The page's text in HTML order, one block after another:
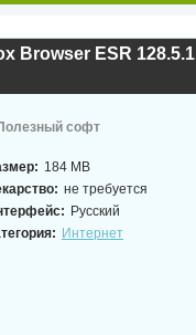
Browser ESR 128.5.1
софт
184 MB
не требуется
Русский
Интернет